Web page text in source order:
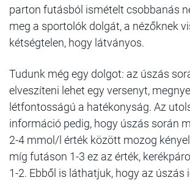
parton futásból ismételt csobbanás
meg a sportolók dolgát, a nézőknek
kétségtelen, hogy látványos.
Tudunk még egy dolgot: az úszás
elveszíteni lehet egy versenyt,
létfontosságú a hatékonyság. Az
információ pedig, hogy úszás során
2-4 mmol/l érték között mozog
míg futáson 1-3 ez az érték,
1-2. Ebből is láthatjuk, hogy az úszás